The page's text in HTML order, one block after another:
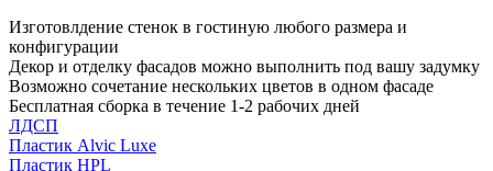
Изготовлдение стенок в гостиную любого размера и
конфигурации
Декор и отделку фасадов можно выполнить под вашу задумку
Возможно сочетание нескольких цветов в одном фасаде
Бесплатная сборка в течение 1-2 рабочих дней
ЛДСП
Пластик Alvic Luxe
Пластик HPL